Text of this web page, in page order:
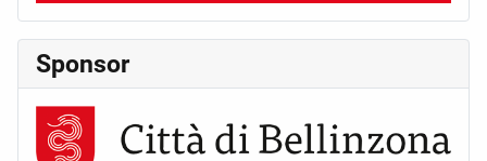
Sponsor